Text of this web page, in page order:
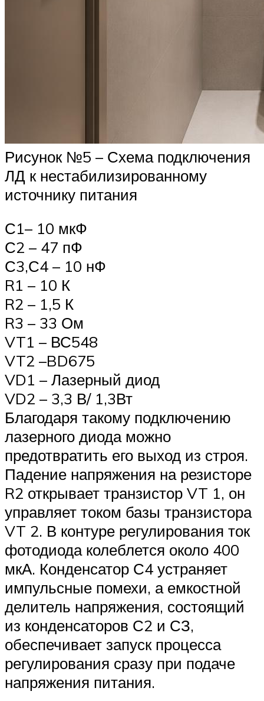
Рисунок №5 – Схема подключения
ЛД к нестабилизированному
источнику питания
С1– 10 мкФ
С2 – 47 пФ
С3,С4 – 10 нФ
R1 – 10 К
R2 – 1,5 К
R3 – 33 Ом
VT1 – ВС548
VT2 –BD675
VD1 – Лазерный диод
VD2 – 3,3 В/ 1,3Вт
Благодаря такому подключению
лазерного диода можно
предотвратить его выход из строя.
Падение напряжения на резисторе
R2 открывает транзистор VT 1, он
управляет током базы транзистора
VT 2. В контуре регулирования ток
фотодиода колеблется около 400
мкА. Конденсатор С4 устраняет
импульсные помехи, а емкостной
делитель напряжения, состоящий
из конденсаторов С2 и СЗ,
обеспечивает запуск процесса
регулирования сразу при подаче
напряжения питания.